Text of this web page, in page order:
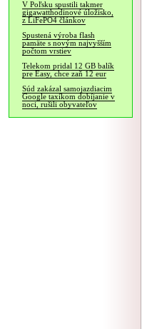
V Poľsku spustili takmer
gigawatthodinové úložisko,
z LiFePO4 článkov
Spustená výroba flash
pamäte s novým najvyšším
počtom vrstiev
Telekom pridal 12 GB balík
pre Easy, chce zaň 12 eur
Súd zakázal samojazdiacim
Google taxíkom dobíjanie v
noci, rušili obyvateľov